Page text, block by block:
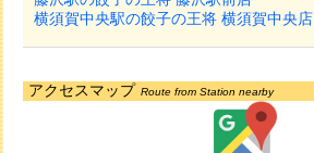
横須賀中央駅の餃子の王将 横須賀中央店
アクセスマップ Route from Station nearby